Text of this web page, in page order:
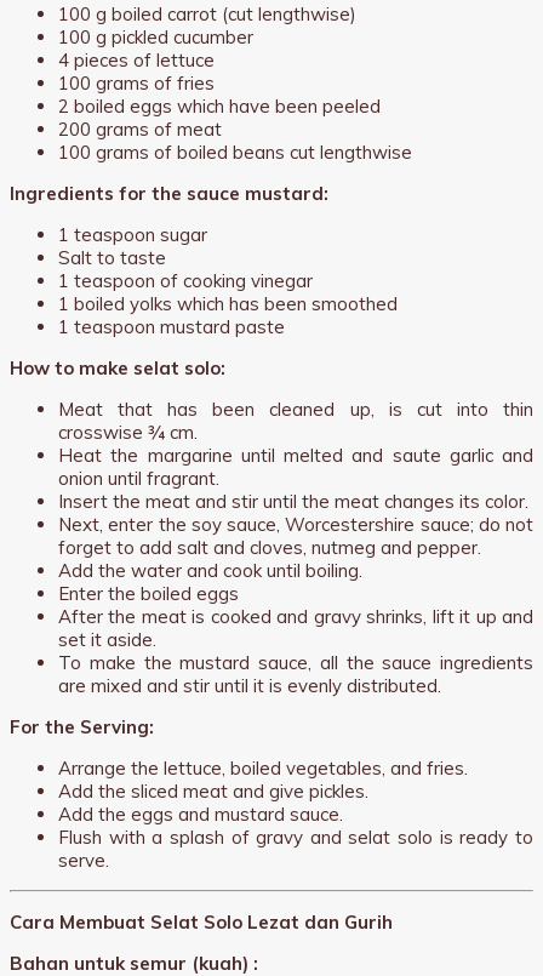
100 g boiled carrot (cut lengthwise)
100 g pickled cucumber
4 pieces of lettuce
100 grams of fries
2 boiled eggs which have been peeled
200 grams of meat
100 grams of boiled beans cut lengthwise
Ingredients for the sauce mustard:
1 teaspoon sugar
Salt to taste
1 teaspoon of cooking vinegar
1 boiled yolks which has been smoothed
1 teaspoon mustard paste
How to make selat solo:
Meat that has been cleaned up, is cut into thin
crosswise ¾ cm.
Heat the margarine until melted and saute garlic and
onion until fragrant.
Insert the meat and stir until the meat changes its color.
Next, enter the soy sauce, Worcestershire sauce; do not
forget to add salt and cloves, nutmeg and pepper.
Add the water and cook until boiling.
Enter the boiled eggs
After the meat is cooked and gravy shrinks, lift it up and
set it aside.
To make the mustard sauce, all the sauce ingredients
are mixed and stir until it is evenly distributed.
For the Serving:
Arrange the lettuce, boiled vegetables, and fries.
Add the sliced meat and give pickles.
Add the eggs and mustard sauce.
Flush with a splash of gravy and selat solo is ready to
serve.
Cara Membuat Selat Solo Lezat dan Gurih
Bahan untuk semur (kuah) :